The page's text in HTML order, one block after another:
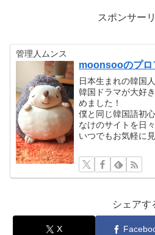
スポンサー
管理人ムンス
moonsooのプロ
日本生まれの韓国人
韓国ドラマが大好
めました！
僕と同じ韓国語初
なけのサイトを日
いつでもお気軽に
シェアす
X